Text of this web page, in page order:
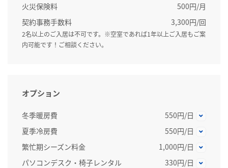
火災保険料
500円/月
契約事務手数料
3,300円/回
2名以上のご入居は不可です。※空室であれば1年以上ご入居もご案
内可能です！ご相談ください。
オプション
冬季暖房費
550円/日
夏季冷房費
550円/日
繁忙期シーズン料金
1,000円/日
パソコンデスク・椅子レンタル
330円/日